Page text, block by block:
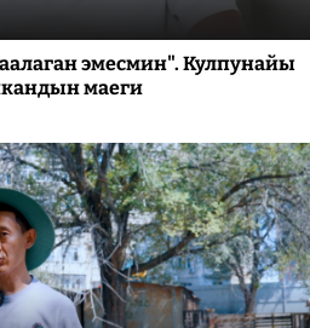
эмесмин". Кулпунайы
маеги